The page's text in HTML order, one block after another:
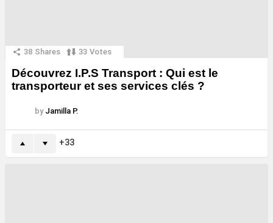
38 Shares 33 Votes
Découvrez I.P.S Transport : Qui est le
transporteur et ses services clés ?
by Jamilla P.
33